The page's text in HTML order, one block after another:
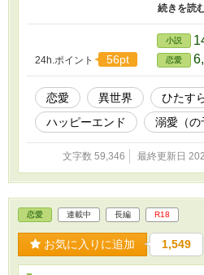
もシェリーナは辛い日々を過ごすこ
ーナと仲良くなるにつれシェリーナ
いことに気がついたケイン。 そして
しめていたことに気がつき、落ち込
新たに築くために必死で信用を得よう
ナも心を開き始めた。
24h.ポイント 56pt
小説
恋愛
恋愛 異世界
ひたす
ハッピーエンド
溺愛（の
文字数 59,346 最終更新日
恋愛 連載中 長編 R18
お気に入りに追加 1,549